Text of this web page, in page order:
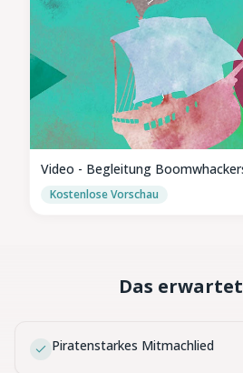
Video - Begleitung
Kostenlose Vorschau
Das
Piratenstarkes Mitmachlied